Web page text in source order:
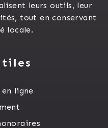
leurs outils, leur
tout en conservant
locale.
ligne